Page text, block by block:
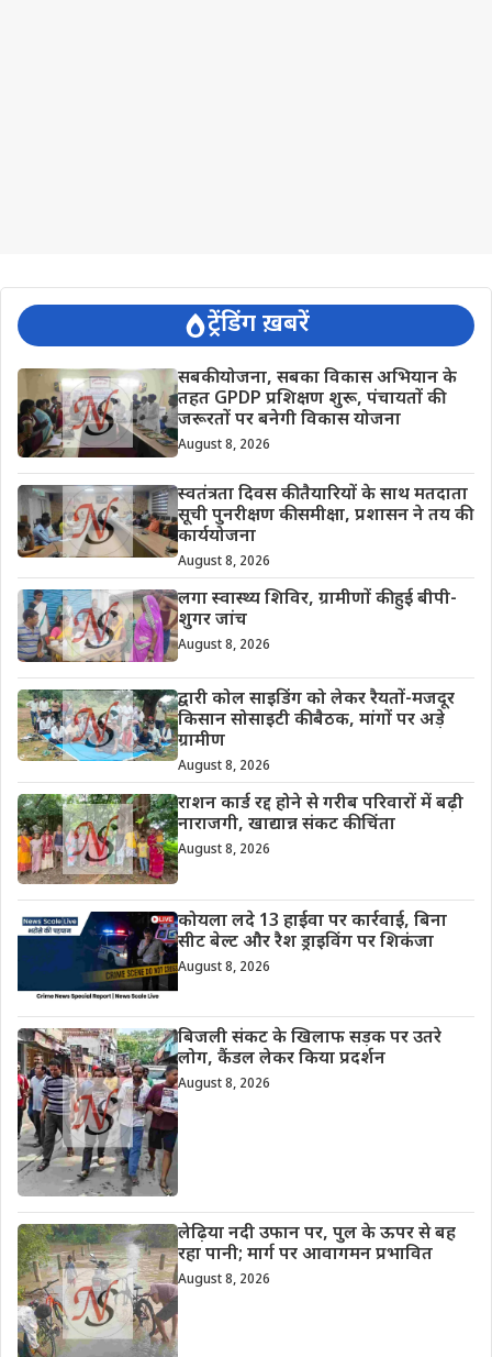
ट्रेंडिंग ख़बरें
सबकी योजना, सबका विकास अभियान के
तहत GPDP प्रशिक्षण शुरू, पंचायतों की
जरूरतों पर बनेगी विकास योजना
August 8, 2026
स्वतंत्रता दिवस की तैयारियों के साथ मतदाता
सूची पुनरीक्षण की समीक्षा, प्रशासन ने तय की
कार्ययोजना
August 8, 2026
लगा स्वास्थ्य शिविर, ग्रामीणों की हुई बीपी-
शुगर जांच
August 8, 2026
द्वारी कोल साइडिंग को लेकर रैयतों-मजदूर
किसान सोसाइटी की बैठक, मांगों पर अड़े
ग्रामीण
August 8, 2026
राशन कार्ड रद्द होने से गरीब परिवारों में बढ़ी
नाराजगी, खाद्यान्न संकट की चिंता
August 8, 2026
कोयला लदे 13 हाईवा पर कार्रवाई, बिना
सीट बेल्ट और रैश ड्राइविंग पर शिकंजा
August 8, 2026
बिजली संकट के खिलाफ सड़क पर उतरे
लोग, कैंडल लेकर किया प्रदर्शन
August 8, 2026
लेढ़िया नदी उफान पर, पुल के ऊपर से बह
रहा पानी; मार्ग पर आवागमन प्रभावित
August 8, 2026